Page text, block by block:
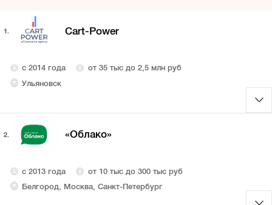
1. Cart-Power
с 2014 года
от 35 тыс до 2,5 млн руб
Ульяновск
2. «Облако»
с 2013 года
от 10 тыс до 300 тыс руб
Белгород, Москва, Санкт-Петербург